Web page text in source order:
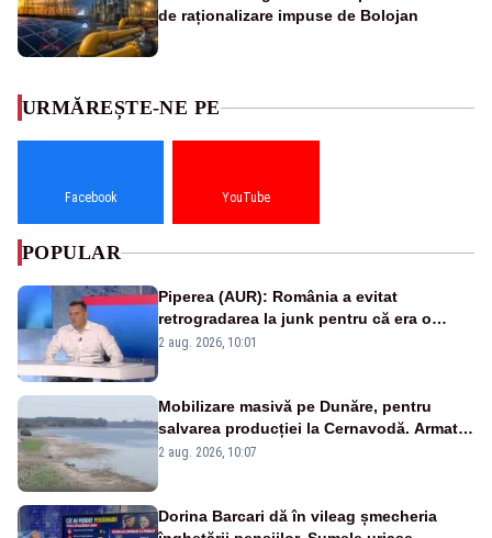
de raționalizare impuse de Bolojan
URMĂREȘTE-NE PE
Facebook YouTube
POPULAR
Piperea (AUR): România a evitat
retrogradarea la junk pentru că era o
catastrofă pentru bănci și fondurile de
2 aug. 2026, 10:01
Mobilizare masivă pe Dunăre, pentru
salvarea producției la Cernavodă. Armata
va detona o stâncă și va devia apa
2 aug. 2026, 10:07
Dorina Barcari dă în vileag șmecheria